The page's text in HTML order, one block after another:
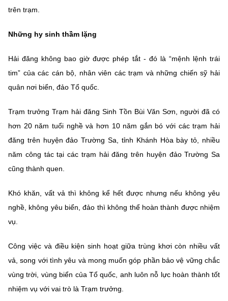
trên trạm.
Những hy sinh thầm lặng
Hải đăng không bao giờ được phép tắt - đó là “mệnh lệnh trái
tim” của các cán bộ, nhân viên các trạm và những chiến sỹ hải
quân nơi biển, đảo Tổ quốc.
Trạm trưởng Trạm hải đăng Sinh Tồn Bùi Văn Sơn, người đã có
hơn 20 năm tuổi nghề và hơn 10 năm gắn bó với các trạm hải
đăng trên huyện đảo Trường Sa, tỉnh Khánh Hòa bày tỏ, nhiều
năm công tác tại các trạm hải đăng trên huyện đảo Trường Sa
cũng thành quen.
Khó khăn, vất vả thì không kể hết được nhưng nếu không yêu
nghề, không yêu biển, đảo thì không thể hoàn thành được nhiệm
vụ.
Công việc và điều kiện sinh hoạt giữa trùng khơi còn nhiều vất
vả, song với tình yêu và mong muốn góp phần bảo vệ vững chắc
vùng trời, vùng biển của Tổ quốc, anh luôn nỗ lực hoàn thành tốt
nhiệm vụ với vai trò là Trạm trưởng.